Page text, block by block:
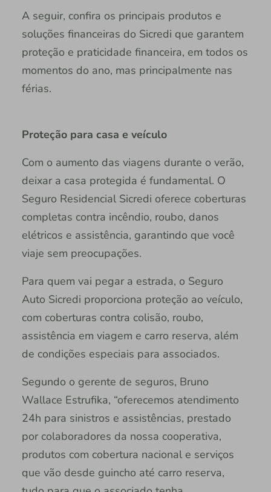
A seguir, confira os principais produtos e
soluções financeiras do Sicredi que garantem
proteção e praticidade financeira, em todos os
momentos do ano, mas principalmente nas
férias.
Proteção para casa e veículo
Com o aumento das viagens durante o verão,
deixar a casa protegida é fundamental. O
Seguro Residencial Sicredi oferece coberturas
completas contra incêndio, roubo, danos
elétricos e assistência, garantindo que você
viaje sem preocupações.
Para quem vai pegar a estrada, o Seguro
Auto Sicredi proporciona proteção ao veículo,
com coberturas contra colisão, roubo,
assistência em viagem e carro reserva, além
de condições especiais para associados.
Segundo o gerente de seguros, Bruno
Wallace Estrufika, “oferecemos atendimento
24h para sinistros e assistências, prestado
por colaboradores da nossa cooperativa,
produtos com cobertura nacional e serviços
que vão desde guincho até carro reserva,